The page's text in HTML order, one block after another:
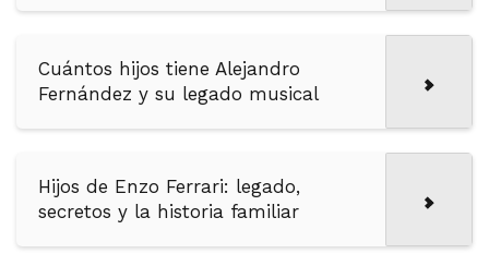
Cuántos hijos tiene Alejandro
Fernández y su legado musical
Hijos de Enzo Ferrari: legado,
secretos y la historia familiar